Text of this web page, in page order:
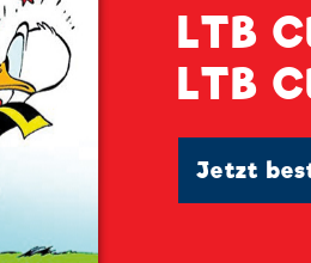
LTB
LTB
Jetzt